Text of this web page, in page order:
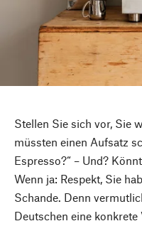
Stellen Sie sich vor, Sie
müssten einen Aufsatz
Espresso?“ – Und?
Wenn ja: Respekt, Sie
Schande. Denn
Deutschen eine